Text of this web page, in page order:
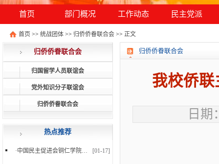
首页 部门概况 工作动态 民主党派
首页 >> 统战团体 >> 归侨侨眷联合会 >> 正文
归侨侨眷联合会
归国留学人员联谊会
党外知识分子联谊会
归侨侨眷联合会
热点推荐
[01-17]
·中国民主促进会铜仁学院支部委员会正式成立
归侨侨眷联合会
我校侨
日期